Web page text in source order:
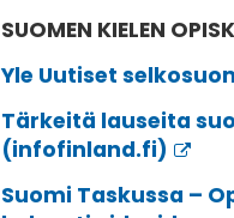
SUOMEN KIELEN
Yle Uutiset
Tärkeitä lauseita
(infofinland.fi)
Suomi Taskussa –